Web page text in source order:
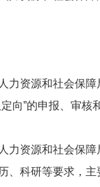
力资源和社会保
向”的申报、审核
力资源和社会保
、科研等要求，